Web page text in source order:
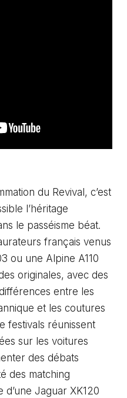
du Revival, c’est
l’héritage
le passéisme béat.
français venus
ou une Alpine A110
originales, avec des
entre les
et les coutures
festivals réunissent
sur les voitures
des débats
des matching
Jaguar XK120